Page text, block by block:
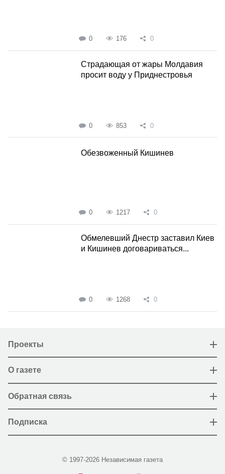
0 176 0
Страдающая от жары Молдавия
просит воду у Приднестровья
0 853 0
Обезвоженный Кишинев
0 1217 0
Обмелевший Днестр заставил Киев
и Кишинев договариваться...
0 1268 0
Проекты
О газете
Обратная связь
Подписка
© 1997-2026 Независимая газета